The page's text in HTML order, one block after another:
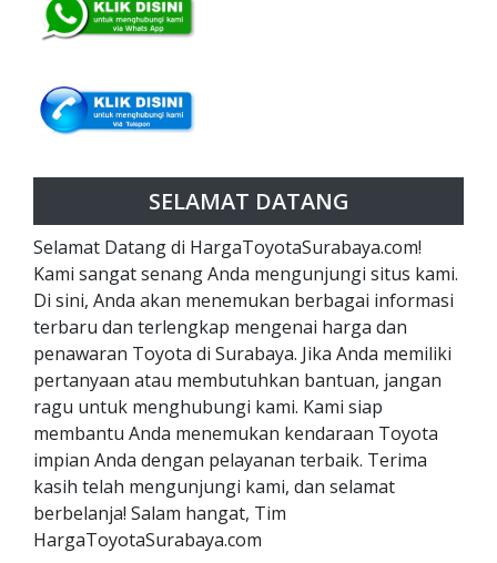
SELAMAT DATANG
Selamat Datang di HargaToyotaSurabaya.com!
Kami sangat senang Anda mengunjungi situs kami.
Di sini, Anda akan menemukan berbagai informasi
terbaru dan terlengkap mengenai harga dan
penawaran Toyota di Surabaya. Jika Anda memiliki
pertanyaan atau membutuhkan bantuan, jangan
ragu untuk menghubungi kami. Kami siap
membantu Anda menemukan kendaraan Toyota
impian Anda dengan pelayanan terbaik. Terima
kasih telah mengunjungi kami, dan selamat
berbelanja! Salam hangat, Tim
HargaToyotaSurabaya.com